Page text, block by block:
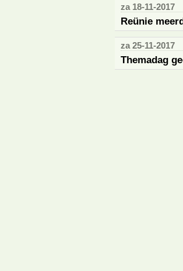
za 18-11-2017
Reünie
za 25-11-2017
Themadag